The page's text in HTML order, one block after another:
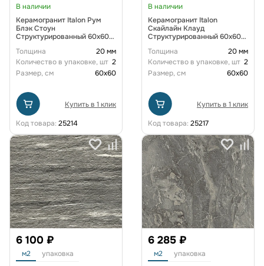
В наличии
Керамогранит Italon Рум
Блэк Стоун
Структурированный 60x60
Толщина
20 мм
Количество в упаковке, шт 2
Размер, см
60x60
Купить в 1 клик
Код товара: 25214
В наличии
Керамогранит Italon
Скайлайн Клауд
Структурированный 60x60
Толщина
20 мм
Количество в упаковке, шт 2
Размер, см
60x60
Купить в 1 клик
Код товара: 25217
6 100 ₽
м2 упаковка
6 285 ₽
м2 упаковка